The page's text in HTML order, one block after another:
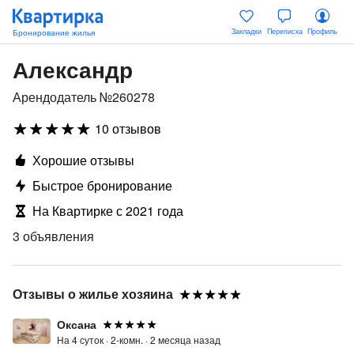
Закладки Переписка Профиль
Александр
Арендодатель №260278
10 отзывов
Хорошие отзывы
Быстрое бронирование
На Квартирке с 2021 года
3 объявления
Отзывы о жилье хозяина
Оксана
На 4 суток ·2-комн. ·2 месяца назад